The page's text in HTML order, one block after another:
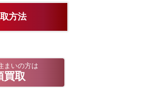
方法
まいの方は
買取